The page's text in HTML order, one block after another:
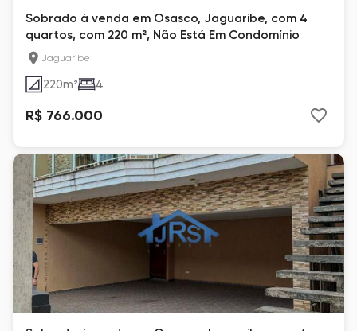
Sobrado à venda em Osasco, Jaguaribe, com 4
quartos, com 220 m², Não Está Em Condomínio
Jaguaribe
220m² 4
R$ 766.000